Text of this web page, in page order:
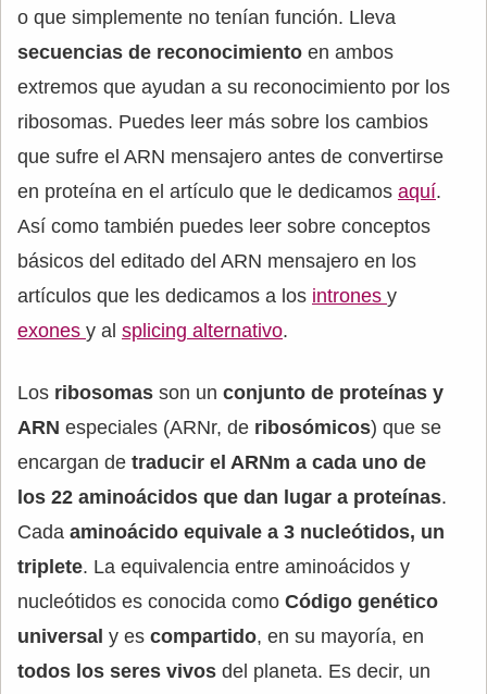
o que simplemente no tenían función. Lleva
secuencias de reconocimiento en ambos
extremos que ayudan a su reconocimiento por los
ribosomas. Puedes leer más sobre los cambios
que sufre el ARN mensajero antes de convertirse
en proteína en el artículo que le dedicamos aquí.
Así como también puedes leer sobre conceptos
básicos del editado del ARN mensajero en los
artículos que les dedicamos a los intrones y
exones y al splicing alternativo.
Los ribosomas son un conjunto de proteínas y
ARN especiales (ARNr, de ribosómicos) que se
encargan de traducir el ARNm a cada uno de
los 22 aminoácidos que dan lugar a proteínas.
Cada aminoácido equivale a 3 nucleótidos, un
triplete. La equivalencia entre aminoácidos y
nucleótidos es conocida como Código genético
universal y es compartido, en su mayoría, en
todos los seres vivos del planeta. Es decir, un